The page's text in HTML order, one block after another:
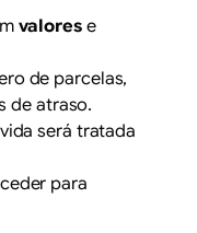
valorese
de parcelas,
de atraso.
será tratada
para